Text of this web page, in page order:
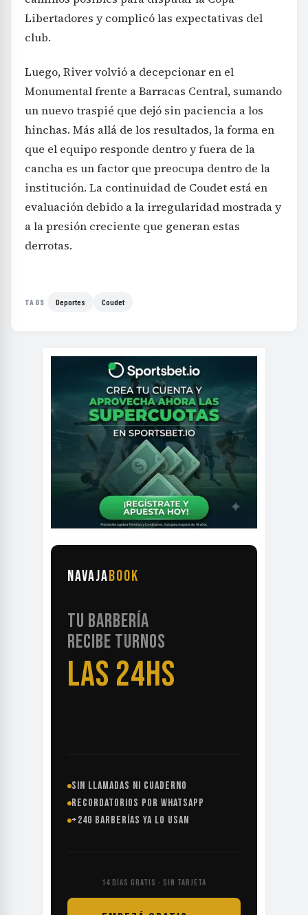
Libertadores y complicó las expectativas del
club.
Luego, River volvió a decepcionar en el
Monumental frente a Barracas Central, sumando
un nuevo traspié que dejó sin paciencia a los
hinchas. Más allá de los resultados, la forma en
que el equipo responde dentro y fuera de la
cancha es un factor que preocupa dentro de la
institución. La continuidad de Coudet está en
evaluación debido a la irregularidad mostrada y
a la presión creciente que generan estas
derrotas.
TAGS Deportes Coudet
NAVAJABOOK
TU BARBERÍA
RECIBE TURNOS
LAS 24HS
SIN LLAMADAS NI CUADERNO
RECORDATORIOS POR WHATSAPP
+240 BARBERÍAS YA LO USAN
14 DÍAS GRATIS · SIN TARJETA